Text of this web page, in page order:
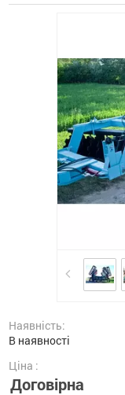
Наявність:
В наявності
Ціна :
Договірна